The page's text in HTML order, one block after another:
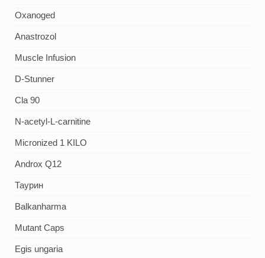
Oxanoged
Аnastrozol
Muscle Infusion
D-Stunner
Cla 90
N-acetyl-L-carnitine
Micronized 1 KILO
Androx Q12
Таурин
Balkanharma
Mutant Caps
Egis ungaria